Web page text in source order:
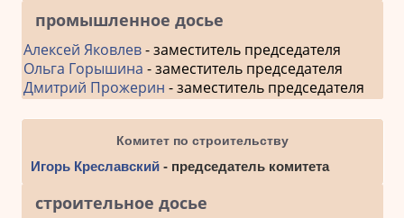
промышленное досье
Алексей Яковлев- заместитель председателя
Ольга Горышина - заместитель председателя
Дмитрий Прожерин - заместитель председателя
Комитет по строительству
Игорь Креславский - председатель комитета
строительное досье